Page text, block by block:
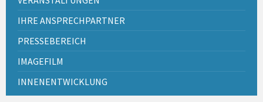
IHRE ANSPRECHPARTNER
PRESSEBEREICH
IMAGEFILM
INNENENTWICKLUNG